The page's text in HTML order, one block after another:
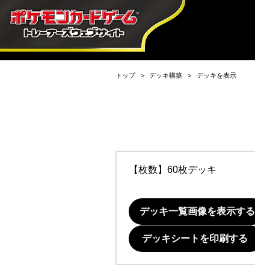
トップ デッキ構築 デッキを表示
【枚数】60枚デッキ
デッキ一覧画像を表示する
デッキシートを印刷する